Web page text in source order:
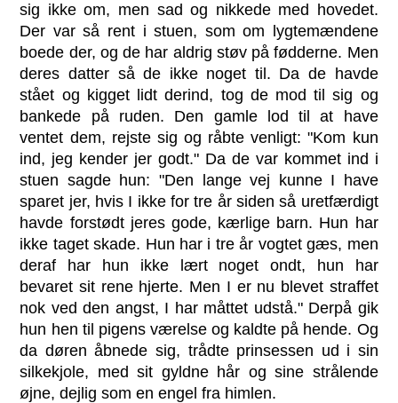
sig ikke om, men sad og nikkede med hovedet.
Der var så rent i stuen, som om lygtemændene
boede der, og de har aldrig støv på fødderne. Men
deres datter så de ikke noget til. Da de havde
stået og kigget lidt derind, tog de mod til sig og
bankede på ruden. Den gamle lod til at have
ventet dem, rejste sig og råbte venligt: "Kom kun
ind, jeg kender jer godt." Da de var kommet ind i
stuen sagde hun: "Den lange vej kunne I have
sparet jer, hvis I ikke for tre år siden så uretfærdigt
havde forstødt jeres gode, kærlige barn. Hun har
ikke taget skade. Hun har i tre år vogtet gæs, men
deraf har hun ikke lært noget ondt, hun har
bevaret sit rene hjerte. Men I er nu blevet straffet
nok ved den angst, I har måttet udstå." Derpå gik
hun hen til pigens værelse og kaldte på hende. Og
da døren åbnede sig, trådte prinsessen ud i sin
silkekjole, med sit gyldne hår og sine strålende
øjne, dejlig som en engel fra himlen.